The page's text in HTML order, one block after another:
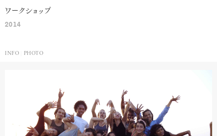
ワークショップ
2014
INFO PHOTO